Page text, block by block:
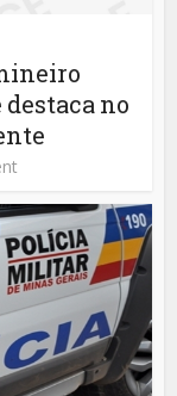
destaca no